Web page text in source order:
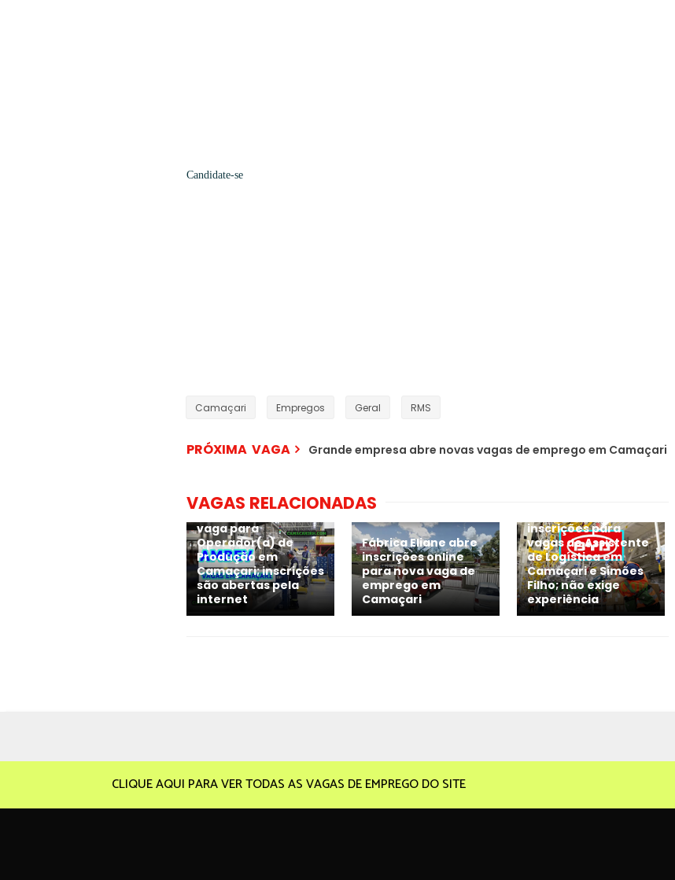
Candidate-se
Camaçari Empregos Geral RMS
PRÓXIMA VAGA Grande empresa abre novas vagas de emprego em Camaçari
VAGAS RELACIONADAS
Ambev anuncia nova
vaga para
Operador(a) de
Produção em
Camaçari; inscrições
são abertas pela
internet
Fábrica Eliane abre
inscrições online
para nova vaga de
emprego em
Camaçari
inscrições para
vagas de Assistente
de Logística em
Camaçari e Simões
Filho; não exige
experiência
CLIQUE AQUI PARA VER TODAS AS VAGAS DE EMPREGO DO SITE